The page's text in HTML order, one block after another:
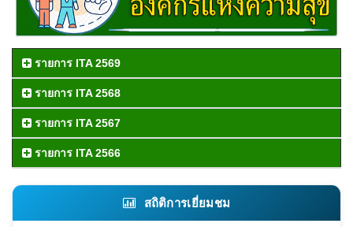
รายการ ITA 2569
รายการ ITA 2568
รายการ ITA 2567
รายการ ITA 2566
สถิติการเยี่ยมชม